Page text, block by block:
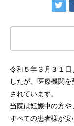
令和５年３月３１日
したが、医療機関
されています。
当院は妊娠中の方や
すべての患者様が